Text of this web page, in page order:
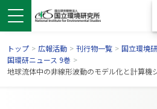
トップ > 広報活動 > 刊行物一覧 > 国立環境
国環研ニュース 9巻 >
地球流体中の非線形波動のモデル化と計算機